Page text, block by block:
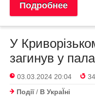
Подробнее
У
загинув у
03.03.2024 20:04
Події/ В УкраЇнi